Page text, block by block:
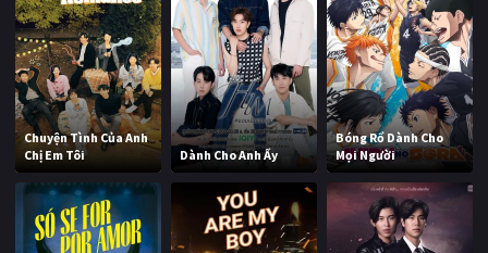
Chuyện Tình Của Anh
Chị Em Tôi
Dành Cho Anh Ấy
Bóng Rổ Dành Cho
Mọi Người